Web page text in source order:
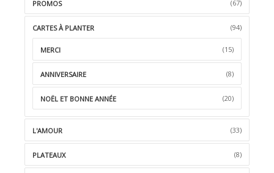
PROMOS (67)
CARTES À PLANTER (94)
MERCI (15)
ANNIVERSAIRE (8)
NOËL ET BONNE ANNÉE (20)
L'AMOUR (33)
PLATEAUX (8)